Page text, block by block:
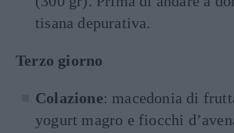
tisana depurativa.
Terzo giorno
Colazione: macedonia di
yogurt magro e fiocchi